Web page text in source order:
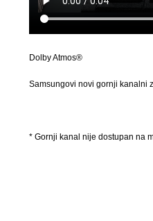
Dolby Atmos®
Samsungovi novi gornji kanalni
* Gornji kanal nije dostupan na